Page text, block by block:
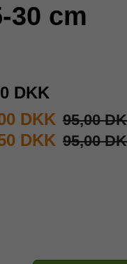
30 cm
DKK
DKK 95,00
DKK 95,00